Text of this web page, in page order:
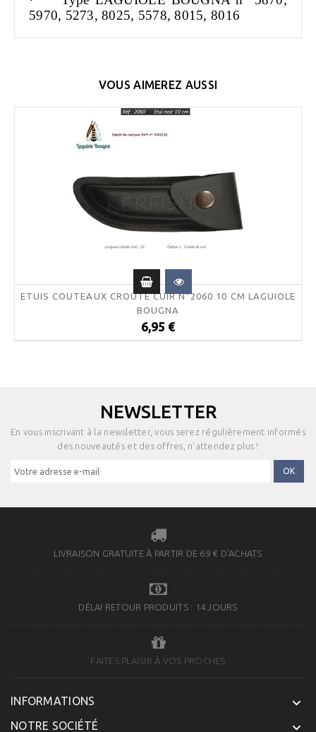
5970, 5273, 8025, 5578, 8015, 8016
VOUS AIMEREZ AUSSI
ETUIS COUTEAUX CROÛTE CUIR N°2060 10 CM LAGUIOLE
BOUGNA
6,95 €
NEWSLETTER
En vous inscrivant à la newsletter, vous serez régulièrement informés
des nouveautés et des offres, n'attendez plus !
LIVRAISON GRATUITE À PARTIR DE 69 € D'ACHATS
DÉLAI RETOUR PRODUITS : 14 JOURS
FAITES PLAISIR À VOS PROCHES
INFORMATIONS 
NOTRE SOCIÉTÉ 